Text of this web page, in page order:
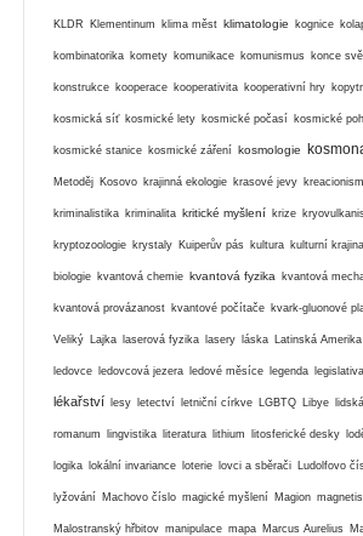
KLDR Klementinum klima měst klimatologie kognice
kombinatorika komety komunikace komunismus konce
konstrukce kooperace kooperativita kooperativní hry
kosmická síť kosmické lety kosmické počasí kosmické
kosmické stanice kosmické záření kosmologie
Metoděj Kosovo krajinná ekologie krasové jevy
kriminalistika kriminalita kritické myšlení krize
kryptozoologie krystaly Kuiperův pás kultura kulturní krajina
biologie kvantová chemie kvantová fyzika kvantová
kvantová provázanost kvantové počítače kvark-gluonové
Veliký Lajka laserová fyzika lasery láska Latinská Amerika
ledovce ledovcová jezera ledové měsíce legenda legislativa
lékařství lesy letectví letniční církve LGBTQ Libye
romanum lingvistika literatura lithium litosferické desky
logika lokální invariance loterie lovci a sběrači Ludolfovo
lyžování Machovo číslo magické myšlení Magion
Malostranský hřbitov manipulace mapa Marcus Aurelius